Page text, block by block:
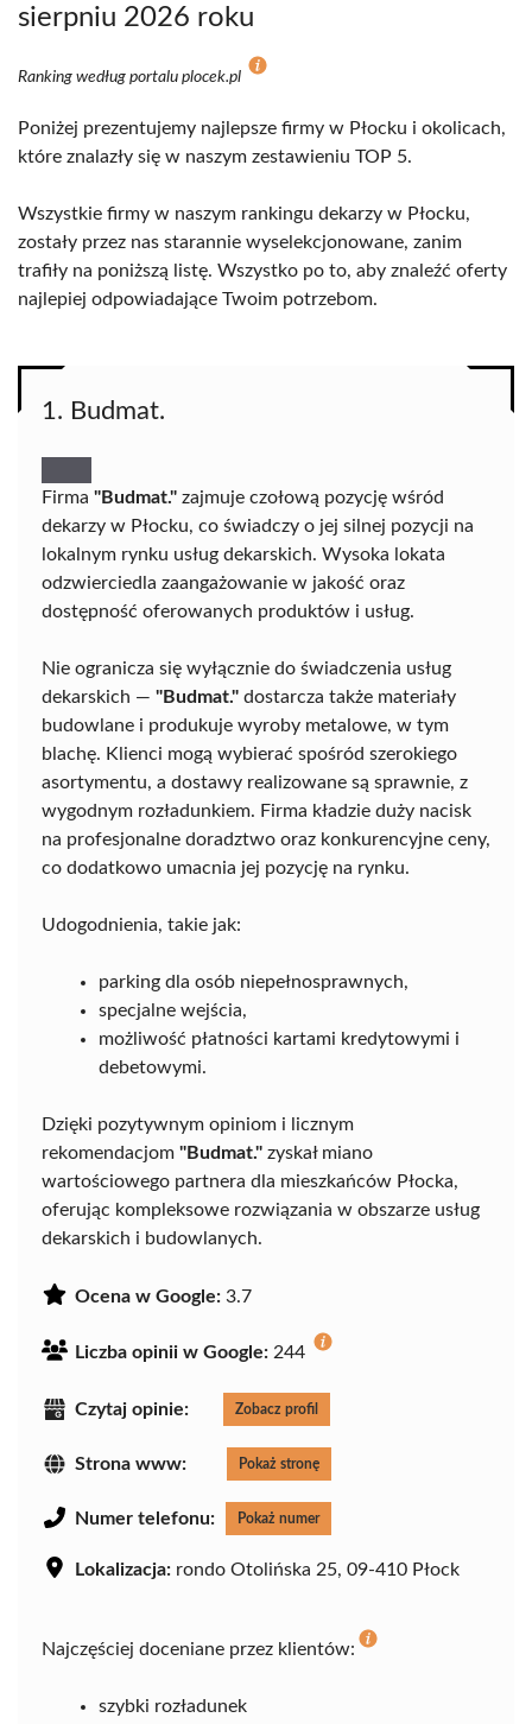
sierpniu 2026 roku
Ranking według portalu plocek.pl
Poniżej prezentujemy najlepsze firmy w Płocku i okolicach,
które znalazły się w naszym zestawieniu TOP 5.
Wszystkie firmy w naszym rankingu dekarzy w Płocku,
zostały przez nas starannie wyselekcjonowane, zanim
trafiły na poniższą listę. Wszystko po to, aby znaleźć oferty
najlepiej odpowiadające Twoim potrzebom.
1. Budmat.
Firma "Budmat." zajmuje czołową pozycję wśród
dekarzy w Płocku, co świadczy o jej silnej pozycji na
lokalnym rynku usług dekarskich. Wysoka lokata
odzwierciedla zaangażowanie w jakość oraz
dostępność oferowanych produktów i usług.
Nie ogranicza się wyłącznie do świadczenia usług
dekarskich — "Budmat." dostarcza także materiały
budowlane i produkuje wyroby metalowe, w tym
blachę. Klienci mogą wybierać spośród szerokiego
asortymentu, a dostawy realizowane są sprawnie, z
wygodnym rozładunkiem. Firma kładzie duży nacisk
na profesjonalne doradztwo oraz konkurencyjne ceny,
co dodatkowo umacnia jej pozycję na rynku.
Udogodnienia, takie jak:
parking dla osób niepełnosprawnych,
specjalne wejścia,
możliwość płatności kartami kredytowymi i
debetowymi.
Dzięki pozytywnym opiniom i licznym
rekomendacjom "Budmat." zyskał miano
wartościowego partnera dla mieszkańców Płocka,
oferując kompleksowe rozwiązania w obszarze usług
dekarskich i budowlanych.
Ocena w Google: 3.7
Liczba opinii w Google: 244
Czytaj opinie: Zobacz profil
Strona www: Pokaż stronę
Numer telefonu: Pokaż numer
Lokalizacja: rondo Otolińska 25, 09-410 Płock
Najczęściej doceniane przez klientów:
szybki rozładunek